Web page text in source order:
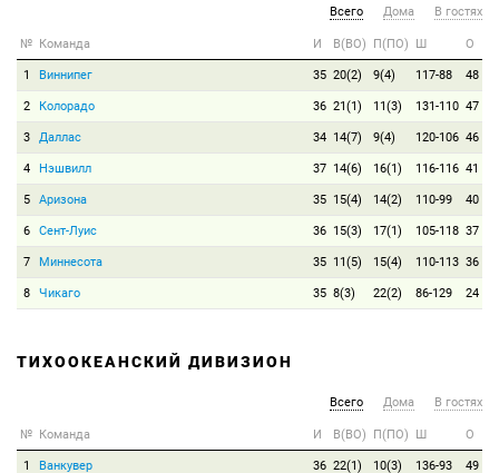
Всего Дома В гостях
№ Команда И В(ВО) П(ПО) Ш О
1 Виннипег 35 20(2) 9(4) 117-88 48
2 Колорадо 36 21(1) 11(3) 131-110 47
3 Даллас 34 14(7) 9(4) 120-106 46
4 Нэшвилл 37 14(6) 16(1) 116-116 41
5 Аризона 35 15(4) 14(2) 110-99 40
6 Сент-Луис 36 15(3) 17(1) 105-118 37
7 Миннесота 35 11(5) 15(4) 110-113 36
8 Чикаго 35 8(3) 22(2) 86-129 24
ТИХООКЕАНСКИЙ ДИВИЗИОН
Всего Дома В гостях
№ Команда И В(ВО) П(ПО) Ш О
1 Ванкувер 36 22(1) 10(3) 136-93 49